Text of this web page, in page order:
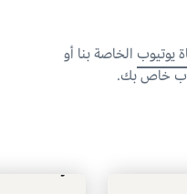
يوتيوب الخاصة بنا أو
خاص بك.